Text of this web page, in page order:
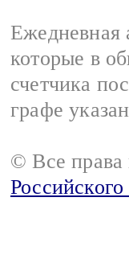
Ежедневная
которые в
счетчика
графе
© Все права